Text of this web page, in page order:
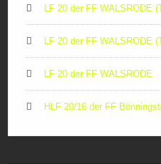
LF 20 der FF WALSRODE
LF 20 der FF WALSRODE
LF 20 der FF WALSRODE
HLF 20/16 der FF